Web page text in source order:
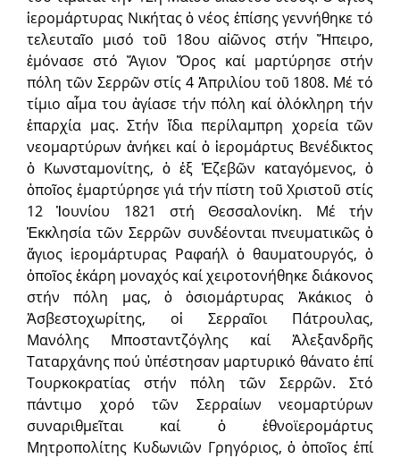
ἱερομάρτυρας Νικήτας ὁ νέος ἐπίσης γεννήθηκε τό
τελευταῖο μισό τοῦ 18ου αἰῶνος στήν Ἤπειρο,
ἐμόνασε στό Ἅγιον Ὄρος καί μαρτύρησε στήν
πόλη τῶν Σερρῶν στίς 4 Ἀπριλίου τοῦ 1808. Μέ τό
τίμιο αἷμα του ἁγίασε τήν πόλη καί ὁλόκληρη τήν
ἐπαρχία μας. Στήν ἴδια περίλαμπρη χορεία τῶν
νεομαρτύρων ἀνήκει καί ὁ ἱερομάρτυς Βενέδικτος
ὁ Κωνσταμονίτης, ὁ ἐξ Ἐζεβῶν καταγόμενος, ὁ
ὁποῖος ἐμαρτύρησε γιά τήν πίστη τοῦ Χριστοῦ στίς
12 Ἰουνίου 1821 στή Θεσσαλονίκη. Μέ τήν
Ἐκκλησία τῶν Σερρῶν συνδέονται πνευματικῶς ὁ
ἅγιος ἱερομάρτυρας Ραφαήλ ὁ θαυματουργός, ὁ
ὁποῖος ἐκάρη μοναχός καί χειροτονήθηκε διάκονος
στήν πόλη μας, ὁ ὁσιομάρτυρας Ἀκάκιος ὁ
Ἀσβεστοχωρίτης, οἱ Σερραῖοι Πάτρουλας,
Μανόλης Μποσταντζόγλης καί Ἀλεξανδρῆς
Ταταρχάνης πού ὑπέστησαν μαρτυρικό θάνατο ἐπί
Τουρκοκρατίας στήν πόλη τῶν Σερρῶν. Στό
πάντιμο χορό τῶν Σερραίων νεομαρτύρων
συναριθμεῖται καί ὁ ἐθνοϊερομάρτυς
Μητροπολίτης Κυδωνιῶν Γρηγόριος, ὁ ὁποῖος ἐπί